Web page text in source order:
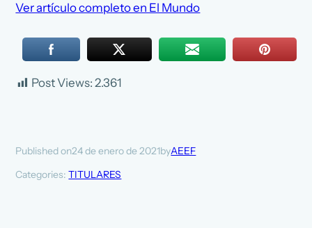
Ver artículo completo en El Mundo
Post Views: 2.361
Published on24 de enero de 2021byAEEF
Categories:TITULARES